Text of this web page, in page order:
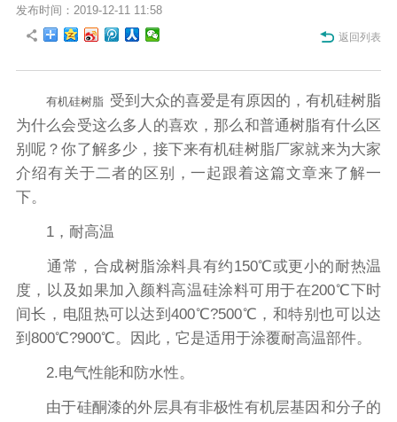
发布时间：2019-12-11 11:58
返回列表
有机硅树脂 受到大众的喜爱是有原因的，有机硅树脂
为什么会受这么多人的喜欢，那么和普通树脂有什么区
别呢？你了解多少，接下来有机硅树脂厂家就来为大家
介绍有关于二者的区别，一起跟着这篇文章来了解一
下。
1，耐高温
通常，合成树脂涂料具有约150℃或更小的耐热温
度，以及如果加入颜料高温硅涂料可用于在200℃下时
间长，电阻热可以达到400℃?500℃，和特别也可以达
到800℃?900℃。因此，它是适用于涂覆耐高温部件。
2.电气性能和防水性。
由于硅酮漆的外层具有非极性有机层基因和分子的